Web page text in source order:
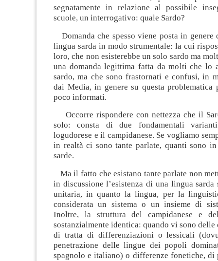
segnatamente in relazione al possibile
scuole, un interrogativo: quale Sardo?
Domanda che spesso viene posta in genere
lingua sarda in modo strumentale: la cui
loro, che non esisterebbe un solo sardo ma
una domanda legittima fatta da molti che lo
sardo, ma che sono frastornati e confusi, in
dai Media, in genere su questa problematica
poco informati.
Occorre rispondere con nettezza che il
solo: consta di due fondamentali
logudorese e il campidanese. Se vogliamo
in realtà ci sono tante parlate, quanti sono
sarde.
Ma il fatto che esistano tante parlate non
in discussione l’esistenza di una lingua sarda
unitaria, in quanto la lingua, per la
considerata un sistema o un insieme di
Inoltre, la struttura del campidanese e
sostanzialmente identica: quando vi sono
di tratta di differenziazioni o lessicali
penetrazione delle lingue dei popoli
spagnolo e italiano) o differenze fonetiche, di